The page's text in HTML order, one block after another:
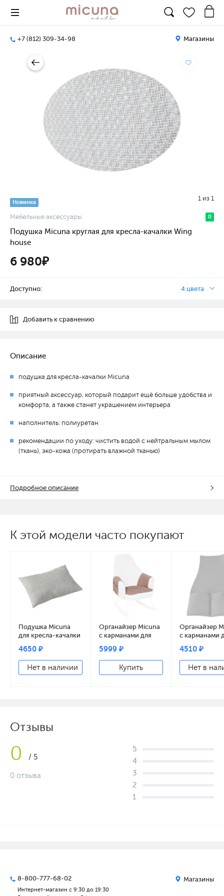
+7 (812) 309-34-98 Магазины
Новинка
1 из 1
Мебельные аксессуары 0
Подушка Micuna круглая для кресла-качалки Wing
house
6 980₽
Доступно: 4 цвета
Добавить к сравнению
Описание
подушка для кресла-качалки Micuna
приятный аксессуар, который подарит ещё больше удобства и
комфорта, а также станет украшением интерьера
наполнитель: полиуретан
рекомендации по уходу: чистить водой с нейтральным мылом
(ткань), эко-кожа (протирать влажной тканью)
Подробное описание
К этой модели часто покупают
Подушка Micuna
для кресла-качалки
4650 ₽
Нет в наличии
Органайзер Micuna
с карманами для
tierra
5999 ₽
Купить
Органайзер
с карманами
Wing grey
4510 ₽
Нет в
Отзывы
0 / 5
0 отзыва
5
4
3
2
1
8-800-777-68-02
Интернет-магазин с 9:30 до 19:30
Магазины